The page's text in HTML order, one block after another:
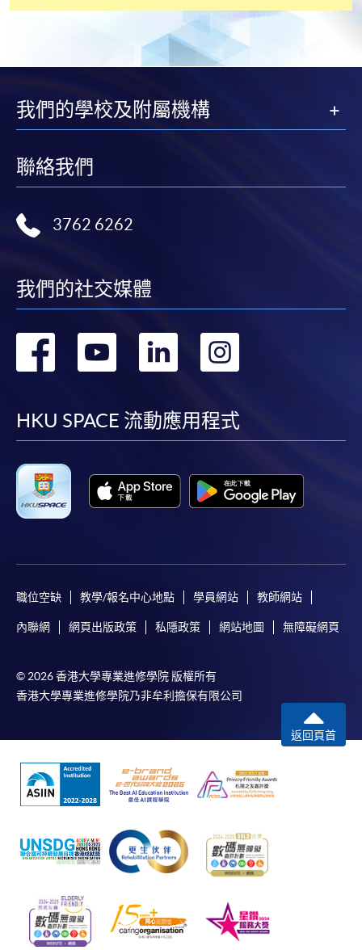
表格後，請連同報名費/學費以及所需證明文件親
往報名中心或以郵遞方式遞交。
報讀同一學歷頒授課程內其他單元
用於一般學歷頒授課程。
(「通知」)，請填妥有關「通知」，並親往報名中
有關繳費詳情，請參閱
何疑問，請詳閱個別課程資料，或聯絡有關課程負責
人或報名中心。
課程/科目報名注意事項:
選用網上報名服務必須在已接駁互聯網及支援
JavaScript程式瀏覽器的電腦上進行。建議選用
申請人不應閒置申請超過10分鐘。否則，申請人
必須重新開始整個申請程序。
網上報名只支援「提早報讀優惠」。如需享用其他
在網上報名過程中，由於提交課程申請和付款在系
功被獲取錄。任何不成功的申請，課程組職員將儘
快與 閣下聯絡。
程/科目只可提交一次申請。
在網上報名過程中，付款成功後，網頁將顯示付款
確認。另外，確認電子郵件亦會發送到 閣下的電
子郵件帳戶。請保留確定回條作日後查詢用途。
除特殊情況(例如課程因報名人數不足而被取消)及
法例規定外，一切已繳費用，概不退還。
如須甄選入學，則正式收據並不可作為 閣下已獲
取錄的證明。學院將在截止報名日期後儘快通知申
請者是否獲取錄。落選的申請人將獲退還已繳交的
學費。
我們的學校及附屬機構
聯絡我們
3762 6262
我們的社交媒體
轉
facebook
轉
youtube
轉
linkedin
HKU SPACE 流動應用程式
職位空缺 教學/報名中心地點 學員網站 教師網站
內聯網 網頁出版政策 私隱政策 網站地圖 無障礙網頁
© 2026 香港大學專業進修學院 版權所有
香港大學專業進修學院乃非牟利擔保有限公司
返回頁首